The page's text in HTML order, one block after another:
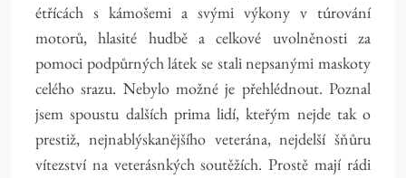
étřícách s kámošemi a svými výkony v túrování
motorů, hlasité hudbě a celkové uvolněnosti za
pomoci podpůrných látek se stali nepsanými maskoty
celého srazu. Nebylo možné je přehlédnout. Poznal
jsem spoustu dalších prima lidí, kteřým nejde tak o
prestiž, nejnablýskanějšího veterána, nejdelší šňůru
vítezství na veterásnkých soutěžích. Prostě mají rádi